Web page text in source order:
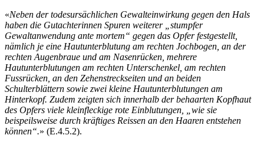
«Neben der todesursächlichen Gewalteinwirkung gegen den Hals
haben die Gutachterinnen Spuren weiterer „stumpfer
Gewaltanwendung ante mortem“ gegen das Opfer festgestellt,
nämlich je eine Hautunterblutung am rechten Jochbogen, an der
rechten Augenbraue und am Nasenrücken, mehrere
Hautunterblutungen am rechten Unterschenkel, am rechten
Fussrücken, an den Zehenstreckseiten und an beiden
Schulterblättern sowie zwei kleine Hautunterblutungen am
Hinterkopf. Zudem zeigten sich innerhalb der behaarten Kopfhaut
des Opfers viele kleinfleckige rote Einblutungen, „wie sie
beispeilsweise durch kräftiges Reissen an den Haaren entstehen
können“.» (E.4.5.2).